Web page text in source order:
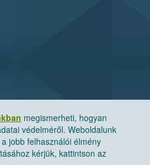
megismerheti, hogyan
védelméről. Weboldalunk
jobb felhasználói élmény
kérjük, kattintson az